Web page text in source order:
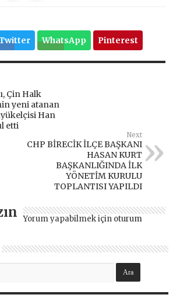
WhatsApp Pinterest
Çin Halk
yeni atanan
Han
etti
Next
CHP BİRECİK İLÇE BAŞKANI
HASAN KURT
BAŞKANLIĞINDA İLK
YÖNETİM KURULU
TOPLANTISI YAPILDI
Yorum yapabilmek için oturum